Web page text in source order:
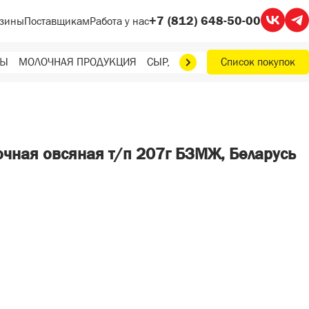
ПоставщикамРабота у нас+7 (812) 648-50-00
МОЛОЧНАЯ ПРОДУКЦИЯ СЫР, МАСЛО, ЯЙЦА ФРУКТЫ,
Список покупок
овсяная т/п 207г БЗМЖ, Беларусь